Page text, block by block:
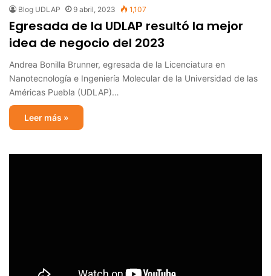
Blog UDLAP 9 abril, 2023 1,107
Egresada de la UDLAP resultó la mejor
idea de negocio del 2023
Andrea Bonilla Brunner, egresada de la Licenciatura en
Nanotecnología e Ingeniería Molecular de la Universidad de las
Américas Puebla (UDLAP)…
Leer más »